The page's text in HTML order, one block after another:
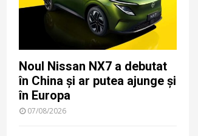
Noul Nissan NX7 a debutat
în China și ar putea ajunge și
în Europa
07/08/2026